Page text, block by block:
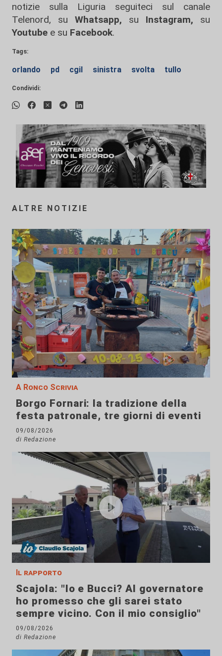
notizie sulla Liguria seguiteci sul canale
Telenord, su
Whatsapp, su Instagram, su
Youtube e su Facebook.
Tags:
orlando pd cgil sinistra svolta tullo
Condividi:
ALTRE NOTIZIE
A Ronco Scrivia
Borgo Fornari: la tradizione della
festa patronale, tre giorni di eventi
09/08/2026
di Redazione
Il rapporto
Scajola: "Io e Bucci? Al governatore
ho promesso che gli sarei stato
sempre vicino. Con il mio consiglio"
09/08/2026
di Redazione